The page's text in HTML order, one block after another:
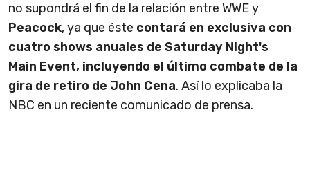
no supondrá el fin de la relación entre WWE y
Peacock, ya que éste contará en exclusiva con
cuatro shows anuales de Saturday Night's
Main Event, incluyendo el último combate de la
gira de retiro de John Cena. Así lo explicaba la
NBC en un reciente comunicado de prensa.